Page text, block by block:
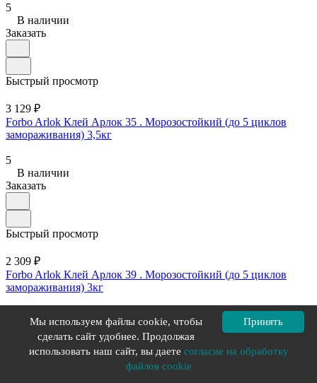
5
В наличии
Заказать
Быстрый просмотр
3 129 ₽
Forbo Arlok Клей Арлок 35 . Морозостойкий (до 5 циклов
замораживания) 3,5кг
5
В наличии
Заказать
Быстрый просмотр
2 309 ₽
Forbo Arlok Клей Арлок 39 . Морозостойкий (до 5 циклов
замораживания) 3кг
В наличии
Заказать
Принять
Мы используем файлы cookie, чтобы
сделать сайт удобнее. Продолжая
использовать наш сайт, вы даете согласие на обработку
файлов cookie